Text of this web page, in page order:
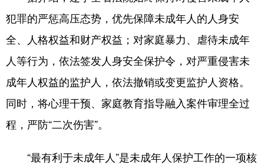
广东 广西 海南 重庆
四川 贵州 云南 西藏
陕西 甘肃 青海 宁夏
新疆 内蒙古 黑龙江
多语种频道
English Español Français عربى
犯罪的严惩高压态势，优先保障未成年人的人身安
全、人格权益和财产权益；对家庭暴力、虐待未成年
人等行为，依法签发人身安全保护令，对严重侵害未
成年人权益的监护人，依法撤销或变更监护人资格。
同时，将心理干预、家庭教育指导融入案件审理全过
程，严防“二次伤害”。
“最有利于未成年人”是未成年人保护工作的一项核